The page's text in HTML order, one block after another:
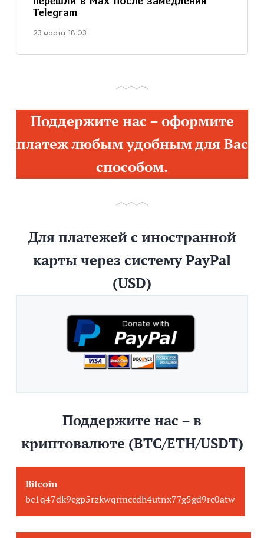
Telegram
23 марта 18:03
Поддержите нас – оформите
платеж любым удобным для Вас
способом.
Для платежей с иностранной
карты через систему PayPal
(USD)
Поддержите нас – в
криптовалюте (BTC/ETH/USDT)
Bitcoin
bc1q47dk9cgp5rzkwqrmccdh4utnx77g5gd9rc0atw